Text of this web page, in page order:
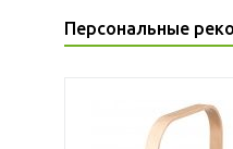
Персональные